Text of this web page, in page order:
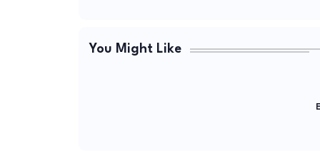
You Might Like